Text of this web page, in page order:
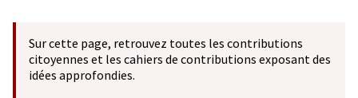
Sur cette page, retrouvez toutes les contributions
citoyennes et les cahiers de contributions exposant des
idées approfondies.